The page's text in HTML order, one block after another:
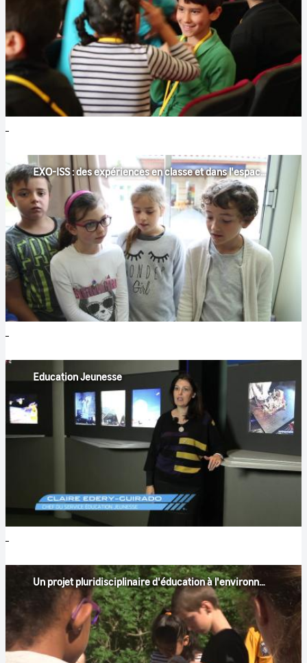
EXO-ISS : des expériences en classe et dans l'espace !
Education Jeunesse
Un projet pluridisciplinaire d'éducation à l'environnement avec le CNES